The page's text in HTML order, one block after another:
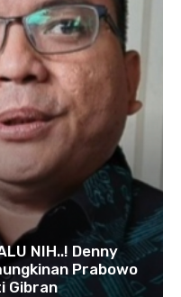
NIH..! Denny
Prabowo
Gibran